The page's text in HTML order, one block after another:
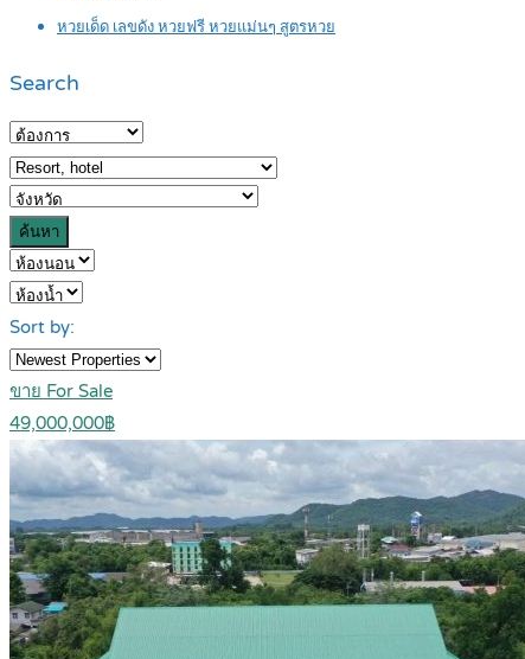
หวยเด็ด เลขดัง หวยฟรี หวยแม่นๆ สูตรหวย
Search
ค้นหา
Sort by:
ขาย For Sale
49,000,000฿